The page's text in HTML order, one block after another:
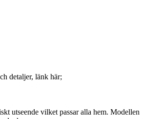
detaljer, länk här;
utseende vilket passar alla hem. Modellen